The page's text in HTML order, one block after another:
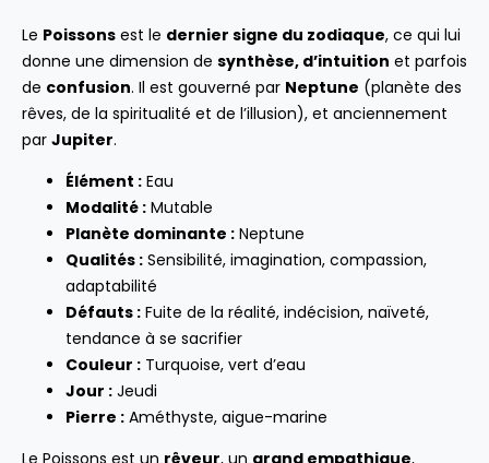
Le Poissons est le dernier signe du zodiaque, ce qui lui
donne une dimension de synthèse, d’intuition et parfois
de confusion. Il est gouverné par Neptune (planète des
rêves, de la spiritualité et de l’illusion), et anciennement
par Jupiter.
Élément : Eau
Modalité : Mutable
Planète dominante : Neptune
Qualités : Sensibilité, imagination, compassion,
adaptabilité
Défauts : Fuite de la réalité, indécision, naïveté,
tendance à se sacrifier
Couleur : Turquoise, vert d’eau
Jour : Jeudi
Pierre : Améthyste, aigue-marine
Le Poissons est un rêveur, un grand empathique,